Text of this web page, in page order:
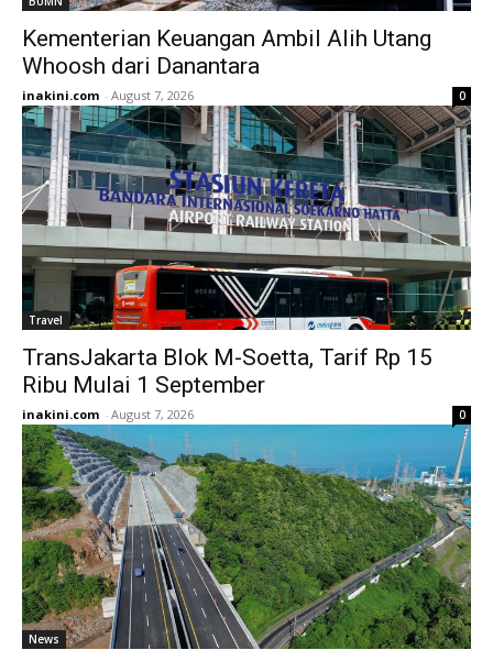
Kementerian Keuangan Ambil Alih Utang
Whoosh dari Danantara
inakini.com - August 7, 2026 0
Travel
TransJakarta Blok M-Soetta, Tarif Rp 15
Ribu Mulai 1 September
inakini.com - August 7, 2026 0
News